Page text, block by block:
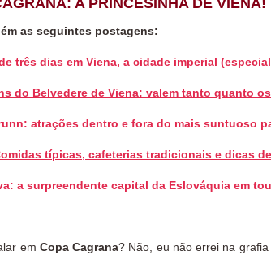
A PRINCESINHA DE VIENA!
as seguintes postagens:
três dias em Viena, a cidade imperial
do Belvedere de Viena: valem tanto quanto
atrações dentro e fora do mais suntuoso
típicas, cafeterias tradicionais e dicas
a surpreendente capital da Eslováquia em
em Copa Cagrana? Não, eu não errei na